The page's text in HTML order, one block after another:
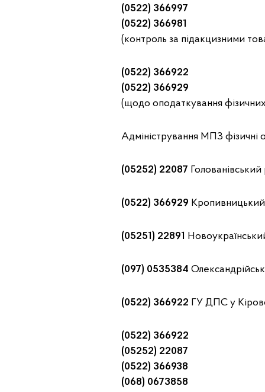
(0522) 366997
(0522) 366981
(контроль за підакцизними
(0522) 366922
(0522) 366929
(щодо оподаткування
Адміністрування МПЗ фізичні
(05252) 22087
(0522) 366929
(05251) 22891
(097) 0535384
(0522) 366922 ГУ ДПС у
(0522) 366922
(05252) 22087
(0522) 366938
(068) 0673858